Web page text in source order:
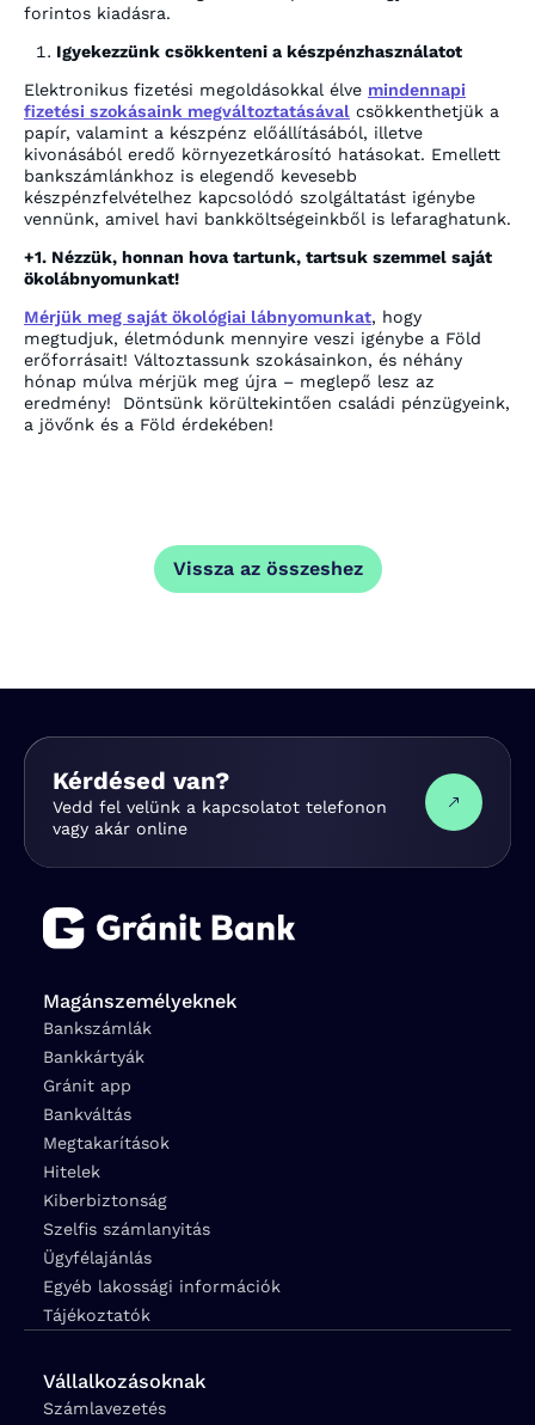
forintos kiadásra.
Igyekezzünk csökkenteni a készpénzhasználatot
Elektronikus fizetési megoldásokkal élve mindennapi
fizetési szokásaink megváltoztatásával csökkenthetjük a
papír, valamint a készpénz előállításából, illetve
kivonásából eredő környezetkárosító hatásokat. Emellett
bankszámlánkhoz is elegendő kevesebb
készpénzfelvételhez kapcsolódó szolgáltatást igénybe
vennünk, amivel havi bankköltségeinkből is lefaraghatunk.
+1. Nézzük, honnan hova tartunk, tartsuk szemmel saját
ökolábnyomunkat!
Mérjük meg saját ökológiai lábnyomunkat, hogy
megtudjuk, életmódunk mennyire veszi igénybe a Föld
erőforrásait! Változtassunk szokásainkon, és néhány
hónap múlva mérjük meg újra – meglepő lesz az
eredmény! Döntsünk körültekintően családi pénzügyeink,
a jövőnk és a Föld érdekében!
Vissza az összeshez
Kérdésed van?
Vedd fel velünk a kapcsolatot telefonon
vagy akár online
Magánszemélyeknek
Bankszámlák
Bankkártyák
Gránit app
Bankváltás
Megtakarítások
Hitelek
Kiberbiztonság
Szelfis számlanyitás
Ügyfélajánlás
Egyéb lakossági információk
Tájékoztatók
Vállalkozásoknak
Számlavezetés